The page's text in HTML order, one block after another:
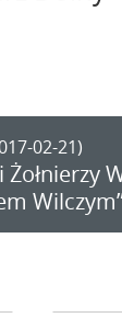
02-21)
Żołnierzy